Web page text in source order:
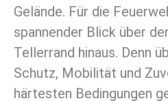
Gelände. Für die
spannender Blick über
Tellerrand hinaus. Denn
Schutz, Mobilität und
härtesten Bedingungen